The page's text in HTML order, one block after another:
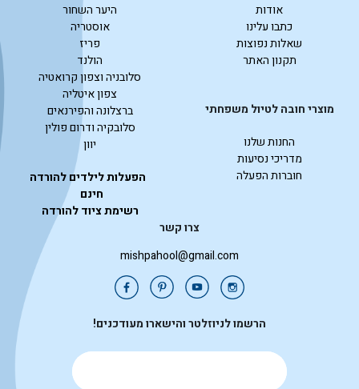
אודות
כתבו עלינו
שאלות נפוצות
תקנון האתר
מוצרי חובה לטיול משפחתי
החנות שלנו
מדריכי נסיעות
חוברות הפעלה
היער השחור
אוסטריה
פריז
הולנד
סלובניה וצפון קרואטיה
צפון איטליה
ברצלונה והפירנאים
סלובקיה ודרום פולין
יוון
הפעלות לילדים להורדה
חינם
רשימת ציוד להורדה
צרו קשר
mishpahool@gmail.com
הרשמו לניוזלטר והישארו מעודכנים!